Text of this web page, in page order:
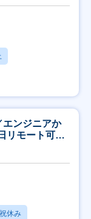
ンジニアか
リモート可
休み